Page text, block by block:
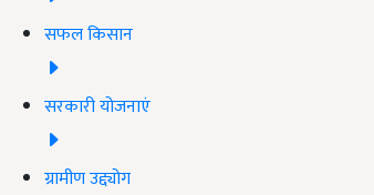
सफल किसान
सरकारी योजनाएं
ग्रामीण उद्द्योग